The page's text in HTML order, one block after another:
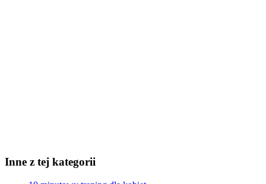
Inne z tej kategorii